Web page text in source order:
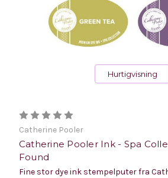
Hurtigvisning
Catherine Pooler
Catherine Pooler Ink - Spa
Found
Fine stor dye ink stempelputer fra